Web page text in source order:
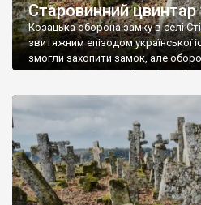
Старовинний цвинтар
Козацька оборона замку в селі
звитяжним епізодом української
змогли захопити замок, але
поховали на цвинтарі, який тоді
ньому чимало хрестів 19 століття,